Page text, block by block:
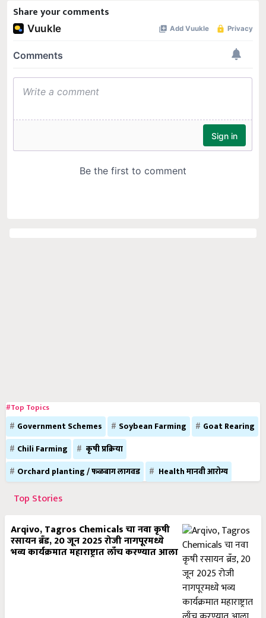
Share your comments
#Top Topics
Government Schemes Soybean Farming
Goat Rearing
Chili Farming
कृषी प्रक्रिया
Orchard planting / फळबाग लागवड
Health मानवी आरोग्य
Top Stories
Arqivo, Tagros Chemicals चा नवा कृषी
रसायन ब्रँड, 20 जून 2025 रोजी नागपूरमध्ये
भव्य कार्यक्रमात महाराष्ट्रात लाँच करण्यात आला